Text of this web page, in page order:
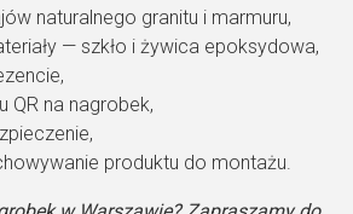
naturalnego granitu i marmuru,
— szkło i żywica epoksydowa,
QR na nagrobek,
produktu do montażu.